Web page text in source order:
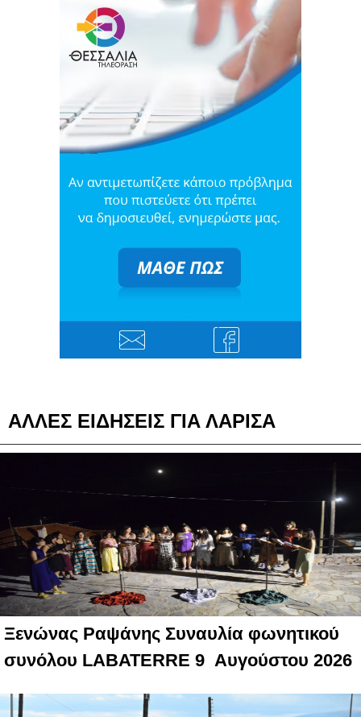
ΑΛΛΕΣ ΕΙΔΗΣΕΙΣ ΓΙΑ ΛΑΡΙΣΑ
Ξενώνας Ραψάνης Συναυλία φωνητικού
συνόλου LABATERRE 9 Αυγούστου 2026